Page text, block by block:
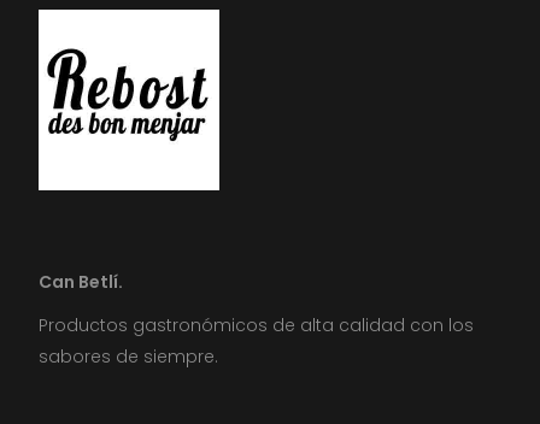
Can Betlí.
Productos gastronómicos de alta calidad con los
sabores de siempre.